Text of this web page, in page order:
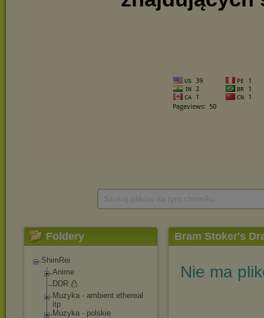
Foldery
ShimRei
Anime
DDR
Muzyka - ambient ethereal
itp
Muzyka - polskie
Bram Stoker's
Nie ma